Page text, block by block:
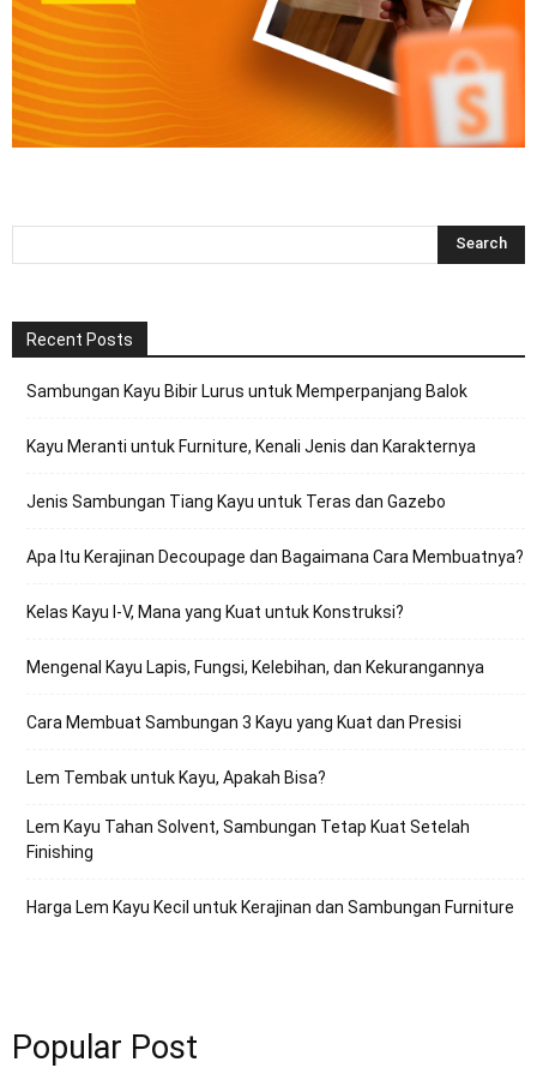
Recent Posts
Sambungan Kayu Bibir Lurus untuk Memperpanjang Balok
Kayu Meranti untuk Furniture, Kenali Jenis dan Karakternya
Jenis Sambungan Tiang Kayu untuk Teras dan Gazebo
Apa Itu Kerajinan Decoupage dan Bagaimana Cara Membuatnya?
Kelas Kayu I-V, Mana yang Kuat untuk Konstruksi?
Mengenal Kayu Lapis, Fungsi, Kelebihan, dan Kekurangannya
Cara Membuat Sambungan 3 Kayu yang Kuat dan Presisi
Lem Tembak untuk Kayu, Apakah Bisa?
Lem Kayu Tahan Solvent, Sambungan Tetap Kuat Setelah
Finishing
Harga Lem Kayu Kecil untuk Kerajinan dan Sambungan Furniture
Popular Post